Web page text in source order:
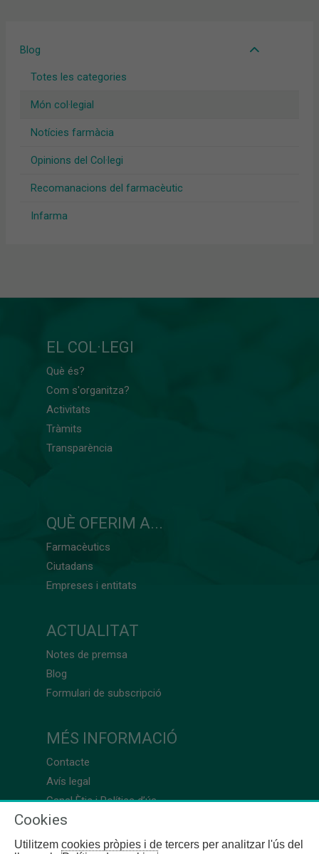
Blog
Totes les categories
Món col·legial
Notícies farmàcia
Opinions del Col·legi
Recomanacions del farmacèutic
Infarma
EL COL·LEGI
Què és?
Com s'organitza?
Activitats
Tràmits
Transparència
QUÈ OFERIM A...
Farmacèutics
Ciutadans
Empreses i entitats
ACTUALITAT
Notes de premsa
Blog
Formulari de subscripció
MÉS INFORMACIÓ
Contacte
Avís legal
Canal Ètic i Política d’ús
Cookies
Utilitzem cookies pròpies i de tercers per analitzar l'ús del